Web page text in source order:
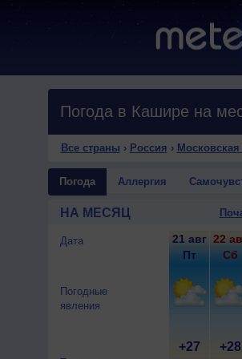
Погода в Кашире на
Все страны › Россия › Московская
Погода Аллергия
НА МЕСЯЦ
Дата
Погодные
явления
21 авг
Пт
+27
22
Сб
+28